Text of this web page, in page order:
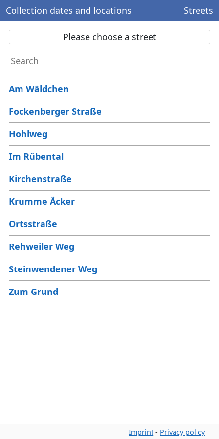
Collection dates and locations Streets
Please choose a street
Am Wäldchen
Fockenberger Straße
Hohlweg
Im Rübental
Kirchenstraße
Krumme Äcker
Ortsstraße
Rehweiler Weg
Steinwendener Weg
Zum Grund
Imprint - Privacy policy